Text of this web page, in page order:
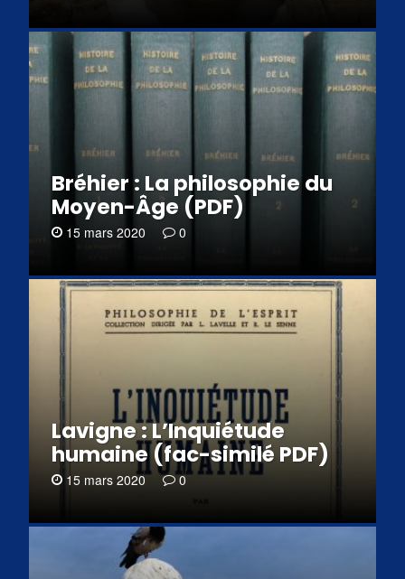
Bréhier : La philosophie du
Moyen-Âge (PDF)
15 mars 2020 0
Lavigne : L’Inquiétude
humaine (fac-similé PDF)
15 mars 2020 0